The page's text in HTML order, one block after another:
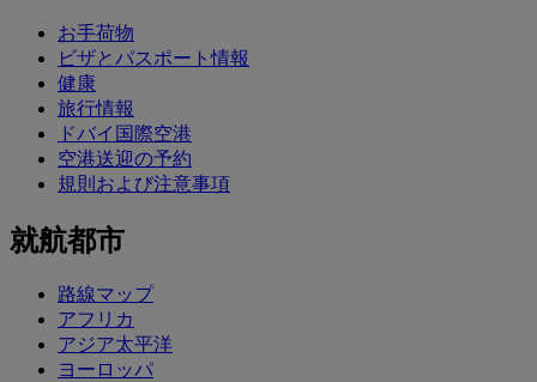
お手荷物
ビザとパスポート情報
健康
旅行情報
ドバイ国際空港
空港送迎の予約
規則および注意事項
就航都市
路線マップ
アフリカ
アジア太平洋
ヨーロッパ